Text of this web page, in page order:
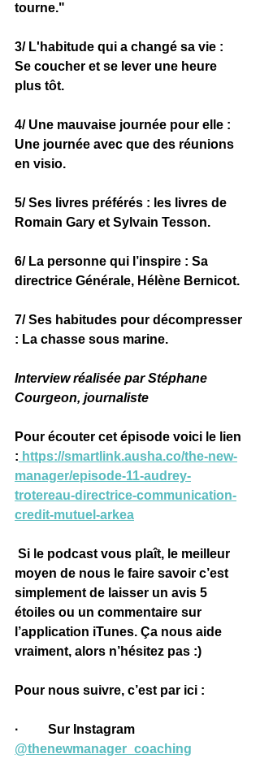
tourne."
3/ L'habitude qui a changé sa vie :
Se coucher et se lever une heure
plus tôt.
4/ Une mauvaise journée pour elle :
Une journée avec que des réunions
en visio.
5/ Ses livres préférés : les livres de
Romain Gary et Sylvain Tesson.
6/ La personne qui l’inspire : Sa
directrice Générale, Hélène Bernicot.
7/ Ses habitudes pour décompresser
: La chasse sous marine.
Interview réalisée par Stéphane
Courgeon, journaliste
Pour écouter cet épisode voici le lien
: https://smartlink.ausha.co/the-new-
manager/episode-11-audrey-
trotereau-directrice-communication-
credit-mutuel-arkea
moyen de nous le faire savoir c’est
simplement de laisser un avis 5
étoiles ou un commentaire sur
l’application iTunes. Ça nous aide
vraiment, alors n’hésitez pas :)
Pour nous suivre, c’est par ici :
· Sur Instagram
@thenewmanager_coaching